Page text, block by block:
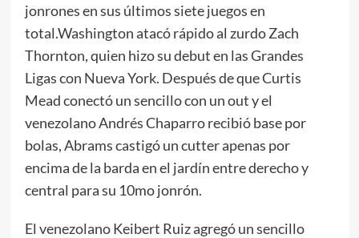
jonrones en sus últimos siete juegos en
total.Washington atacó rápido al zurdo Zach
Thornton, quien hizo su debut en las Grandes
Ligas con Nueva York. Después de que Curtis
Mead conectó un sencillo con un out y el
venezolano Andrés Chaparro recibió base por
bolas, Abrams castigó un cutter apenas por
encima de la barda en el jardín entre derecho y
central para su 10mo jonrón.
El venezolano Keibert Ruiz agregó un sencillo